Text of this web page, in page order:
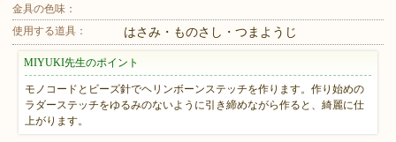
金具の色味：
使用する道具：
はさみ・ものさし・つまようじ
MIYUKI先生のポイント
モノコードとビーズ針でヘリンボーンステッチを作ります。作り始めの
ラダーステッチをゆるみのないように引き締めながら作ると、綺麗に仕
上がります。